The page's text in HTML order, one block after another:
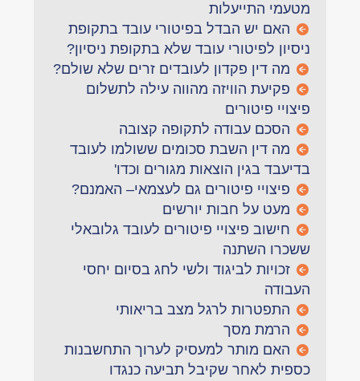
מטעמי התייעלות
האם יש הבדל בפיטורי עובד בתקופת
ניסיון לפיטורי עובד שלא בתקופת ניסיון?
מה דין פקדון לעובדים זרים שלא שולם?
פקיעת הוויזה מהווה עילה לתשלום
פיצויי פיטורים
הסכם עבודה לתקופה קצובה
מה דין השבת סכומים ששולמו לעובד
בדיעבד בגין הוצאות מגורים וכדו'
פיצויי פיטורים גם לעצמאי– האמנם?
מעט על חבות יורשים
חישוב פיצויי פיטורים לעובד גלובאלי
ששכרו השתנה
זכויות לביגוד ולשי לחג בסיום יחסי
העבודה
התפטרות לרגל מצב בריאותי
הרמת מסך
האם מותר למעסיק לערוך התחשבנות
כספית לאחר שקיבל תביעה כנגדו